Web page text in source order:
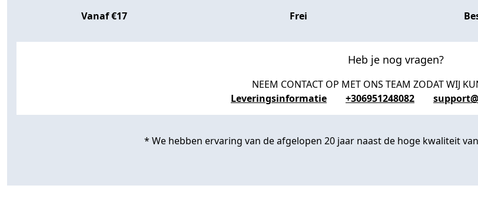
Vanaf €17 Frei
Heb je nog vragen?
NEEM CONTACT OP MET ONS TEAM ZODAT WIJ
Leveringsinformatie
+306951248082
* We hebben ervaring van de afgelopen 20 jaar naast de hoge kwaliteit